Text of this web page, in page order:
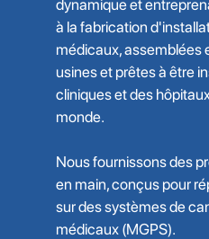
dynamique et
à la fabrication
médicaux, assemblées
usines et prêtes à être
cliniques et des
monde.
Nous fournissons des
en main, conçus pour
sur des systèmes de
médicaux (MGPS).